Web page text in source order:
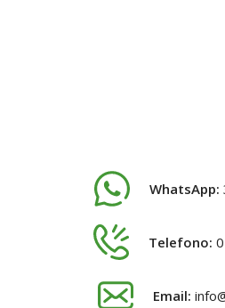
WhatsApp:
Telefono:
Email: